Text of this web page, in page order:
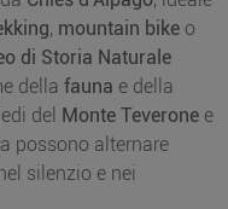
, mountain bike o
di Storia Naturale
della fauna e della
del Monte Teverone e
possono alternare
silenzio e nei